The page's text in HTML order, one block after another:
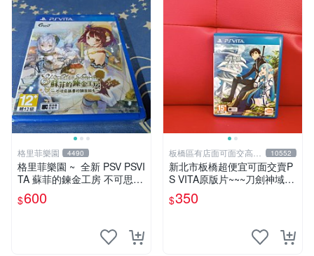
格里菲樂園 4490
格里菲樂園 ~ 全新 PSV PSVI
TA 蘇菲的鍊金工房 不可思議
之書的鍊金術士 中文版
$600
板橋區有店面可面交高價
回收電玩
10552
新北市板橋超便宜可面交賣P
S VITA原版片~~~刀劍神域 L
ost Song 中文版~~~便宜賣
$350